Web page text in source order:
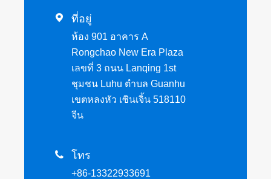
 ที่อยู่
ห้อง 901 อาคาร A
Rongchao New Era Plaza
เลขที่ 3 ถนน Lanqing 1st
ชุมชน Luhu ตำบล Guanhu
เขตหลงหัว เซินเจิ้น 518110
จีน
 โทร
+86-13322933691